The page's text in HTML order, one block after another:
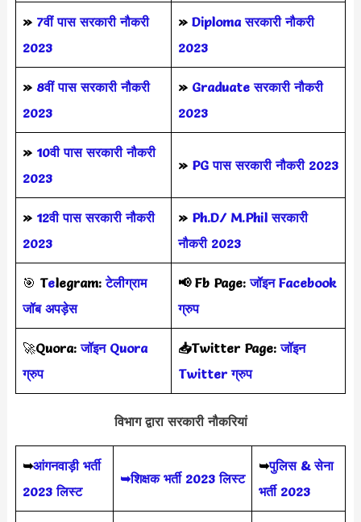
» 7वीं पास सरकारी नौकरी
2023
» Diploma सरकारी नौकरी
2023
» 8वीं पास सरकारी नौकरी
2023
» Graduate सरकारी नौकरी
2023
» 10वी पास सरकारी नौकरी
2023
» PG पास सरकारी नौकरी 2023
» 12वी पास सरकारी नौकरी
2023
» Ph.D/ M.Phil सरकारी
नौकरी 2023
🎯 Telegram: टेलीग्राम
जॉब अपड़ेस
📢 Fb Page:जॉइन Facebook
ग्रुप
🚀Quora:जॉइन Quora
ग्रुप
📥Twitter Page:जॉइन
Twitter ग्रुप
विभाग द्वारा सरकारी नौकरियां
➥आंगनवाड़ी भर्ती
2023 लिस्ट
➥शिक्षक भर्ती 2023 लिस्ट
➥पुलिस & सेना
भर्ती 2023